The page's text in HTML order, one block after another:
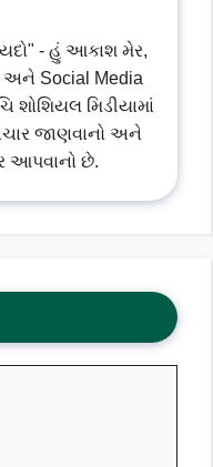
- હું આકાશ મેર,
અને Social Media
શોશિયલ મિડીયામાં
જાણવાનો અને
આપવાનો છે.